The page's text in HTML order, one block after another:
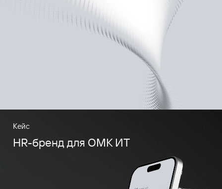
Кейс
HR-бренд для ОМК ИТ